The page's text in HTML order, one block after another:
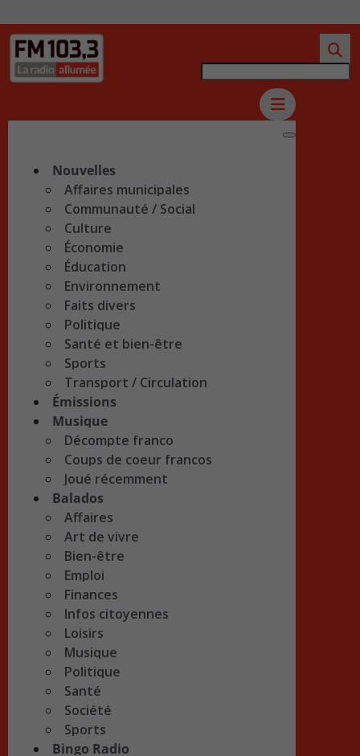
Nouvelles
Affaires municipales
Communauté / Social
Culture
Économie
Éducation
Environnement
Faits divers
Politique
Santé et bien-être
Sports
Transport / Circulation
Émissions
Musique
Décompte franco
Coups de coeur francos
Joué récemment
Balados
Affaires
Art de vivre
Bien-être
Emploi
Finances
Infos citoyennes
Loisirs
Musique
Politique
Santé
Société
Sports
Bingo Radio